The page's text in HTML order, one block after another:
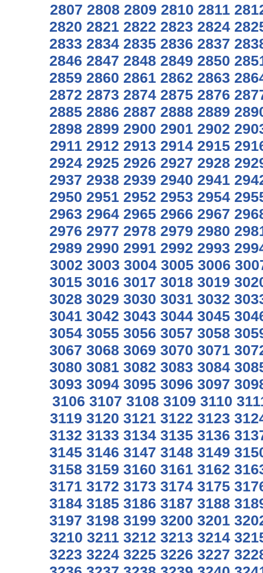
2807 2808 2809 2810 2811
2820 2821 2822 2823 2824
2833 2834 2835 2836 2837
2846 2847 2848 2849 2850
2859 2860 2861 2862 2863
2872 2873 2874 2875 2876
2885 2886 2887 2888 2889
2898 2899 2900 2901 2902
2911 2912 2913 2914 2915
2924 2925 2926 2927 2928
2937 2938 2939 2940 2941
2950 2951 2952 2953 2954
2963 2964 2965 2966 2967
2976 2977 2978 2979 2980
2989 2990 2991 2992 2993
3002 3003 3004 3005 3006
3015 3016 3017 3018 3019
3028 3029 3030 3031 3032
3041 3042 3043 3044 3045
3054 3055 3056 3057 3058
3067 3068 3069 3070 3071
3080 3081 3082 3083 3084
3093 3094 3095 3096 3097
3106 3107 3108 3109 3110
3119 3120 3121 3122 3123
3132 3133 3134 3135 3136
3145 3146 3147 3148 3149
3158 3159 3160 3161 3162
3171 3172 3173 3174 3175
3184 3185 3186 3187 3188
3197 3198 3199 3200 3201
3210 3211 3212 3213 3214
3223 3224 3225 3226 3227